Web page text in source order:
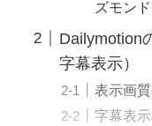
ズモンド
Dailymotion
字幕表示）
表示画
字幕表